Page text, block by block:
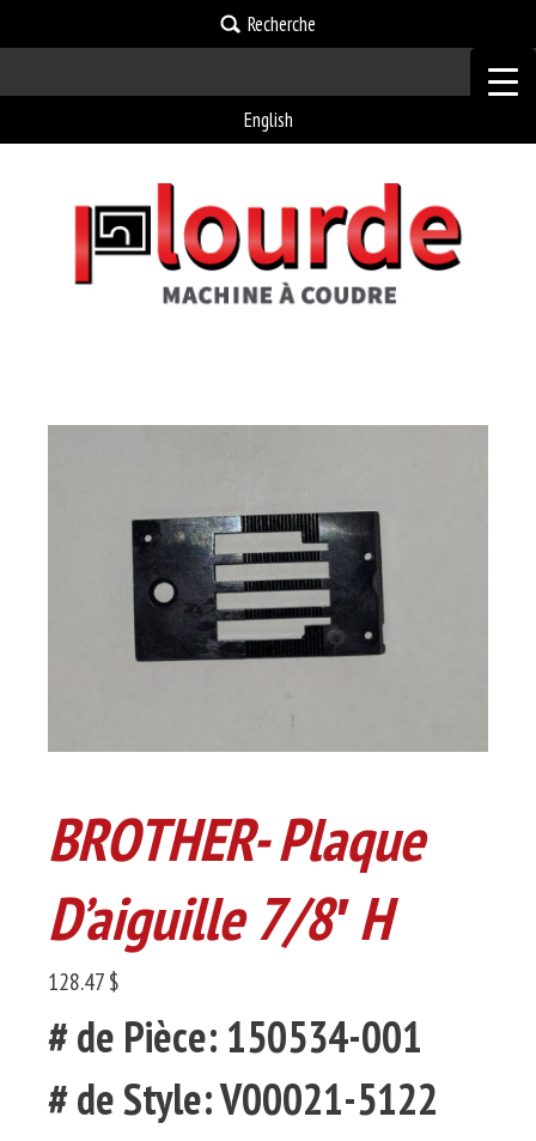
Recherche
English
BROTHER- Plaque
D’aiguille 7/8′ H
128.47 $
# de Pièce: 150534-001
# de Style: V00021-5122